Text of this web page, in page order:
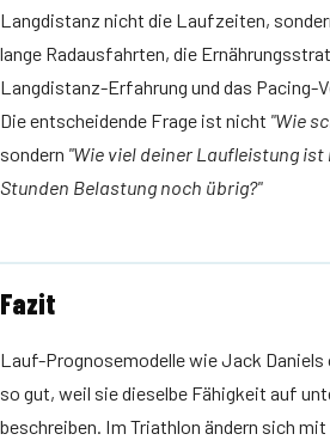
Langdistanz nicht die Laufzeiten,
lange Radausfahrten, die
Langdistanz-Erfahrung und das Pacing-
Die entscheidende Frage ist nicht "Wie
sondern "Wie viel deiner Laufleistung
Stunden Belastung noch übrig?"
Fazit
Lauf-Prognosemodelle wie Jack
so gut, weil sie dieselbe Fähigkeit auf
beschreiben. Im Triathlon ändern sich